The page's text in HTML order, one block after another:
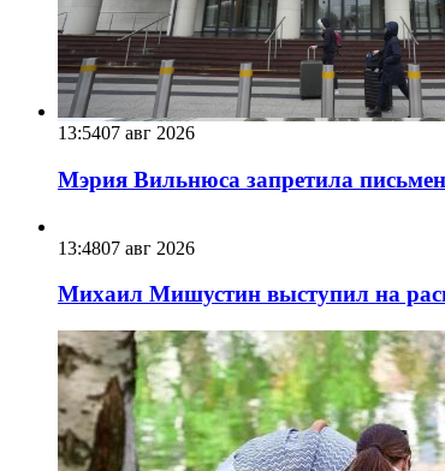
13:5407 авг 2026
Мэрия Вильнюса запретила
13:4807 авг 2026
Михаил Мишустин выступил на